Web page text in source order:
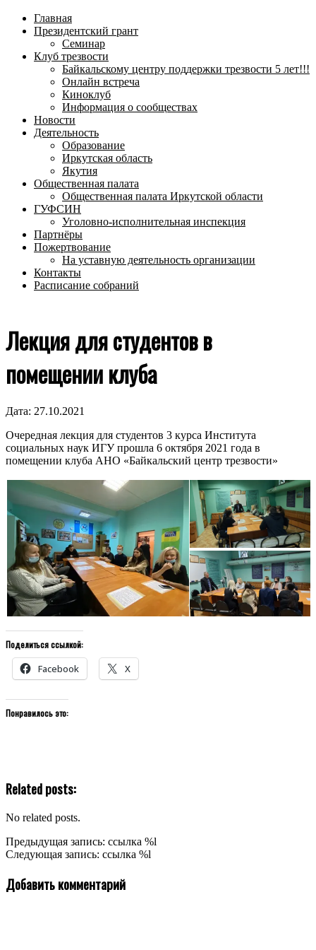
меню
Главная
Президентский грант
Семинар
Клуб трезвости
Байкальскому центру поддержки трезвости 5 лет!!!
Онлайн встреча
Киноклуб
Информация о сообществах
Новости
Деятельность
Образование
Иркутская область
Якутия
Общественная палата
Общественная палата Иркутской области
ГУФСИН
Уголовно-исполнительная инспекция
Партнёры
Пожертвование
На уставную деятельность организации
Контакты
Расписание собраний
Лекция для студентов в
помещении клуба
Дата: 27.10.2021
Очередная лекция для студентов 3 курса Института
социальных наук ИГУ прошла 6 октября 2021 года в
помещении клуба АНО «Байкальский центр трезвости»
Поделиться ссылкой:
Facebook X
Понравилось это:
Related posts:
No related posts.
2021-
10-
Предыдущая запись: ссылка %l
Следующая запись: ссылка %l
Добавить комментарий